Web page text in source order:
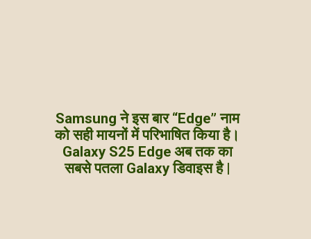
Samsung ने इस बार “Edge” नाम
को सही मायनों में परिभाषित किया है।
Galaxy S25 Edge अब तक का
सबसे पतला Galaxy डिवाइस है |